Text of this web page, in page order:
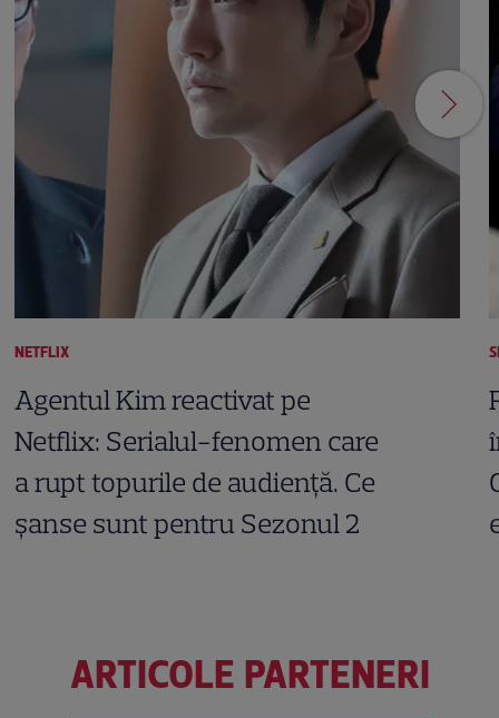
NETFLIX
Agentul Kim reactivat pe
Netflix: Serialul-fenomen care
a rupt topurile de audiență. Ce
șanse sunt pentru Sezonul 2
ARTICOLE PARTENERI